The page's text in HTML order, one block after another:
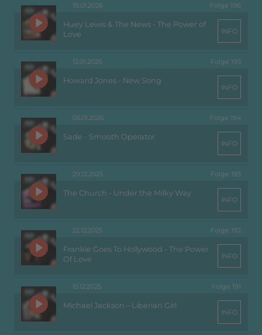
19.01.2026 Folge 196
Huey Lewis & The News - The Power of
Love
INFO
12.01.2026 Folge 195
Howard Jones - New Song
INFO
05.01.2026 Folge 194
Sade - Smooth Operator
INFO
29.12.2025 Folge 193
The Church - Under the Milky Way
INFO
22.12.2025 Folge 192
Frankie Goes To Hollywood - The Power
Of Love
INFO
15.12.2025 Folge 191
Michael Jackson – Liberian Girl
INFO